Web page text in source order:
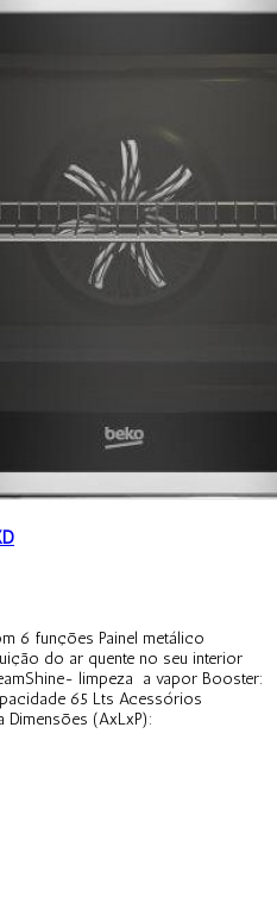
6 funções Painel metálico
do ar quente no seu interior
limpeza a vapor Booster:
65 Lts Acessórios
(AxLxP):